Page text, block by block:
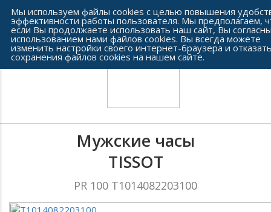
Сеть часовых салонов г. Челябинска
Мужские часы
TISSOT
PR 100 T1014082203100
Мы используем файлы cookies с целью повышения
эффективности работы пользователя. Мы предполагаем,
если Вы продолжаете использовать наш сайт, Вы
использованием нами файлов cookies. Вы всегда можете
изменить настройки своего интернет-браузера и
сохранения файлов cookies на нашем сайте.